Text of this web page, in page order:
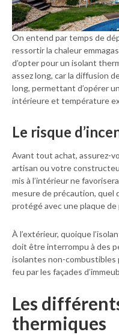
On entend par temps de
ressortir la chaleur
d’opter pour un isolant
assez long, car la diffusion
long, permettant d’opérer
intérieure et température
Le risque
Avant tout achat, assurez-
artisan ou votre
mis à l’intérieur ne
mesure de précaution, quel
protégé avec une plaque de
À l’extérieur, quoique
doit être interrompu à des
isolantes non-combustibles
feu par les façades
Les
thermiques